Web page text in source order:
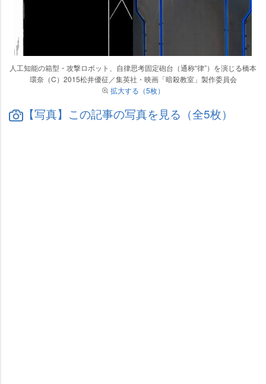
人工知能の箱型・攻撃ロボット、自律思考固定砲台（通称“律”）を演じる橋本
環奈（C）2015松井優征／集英社・映画「暗殺教室」製作委員会
拡大する（5枚）
【写真】この記事の写真を見る（全5枚）